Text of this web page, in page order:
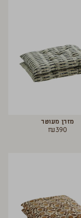
מזרן מעוטר
₪390